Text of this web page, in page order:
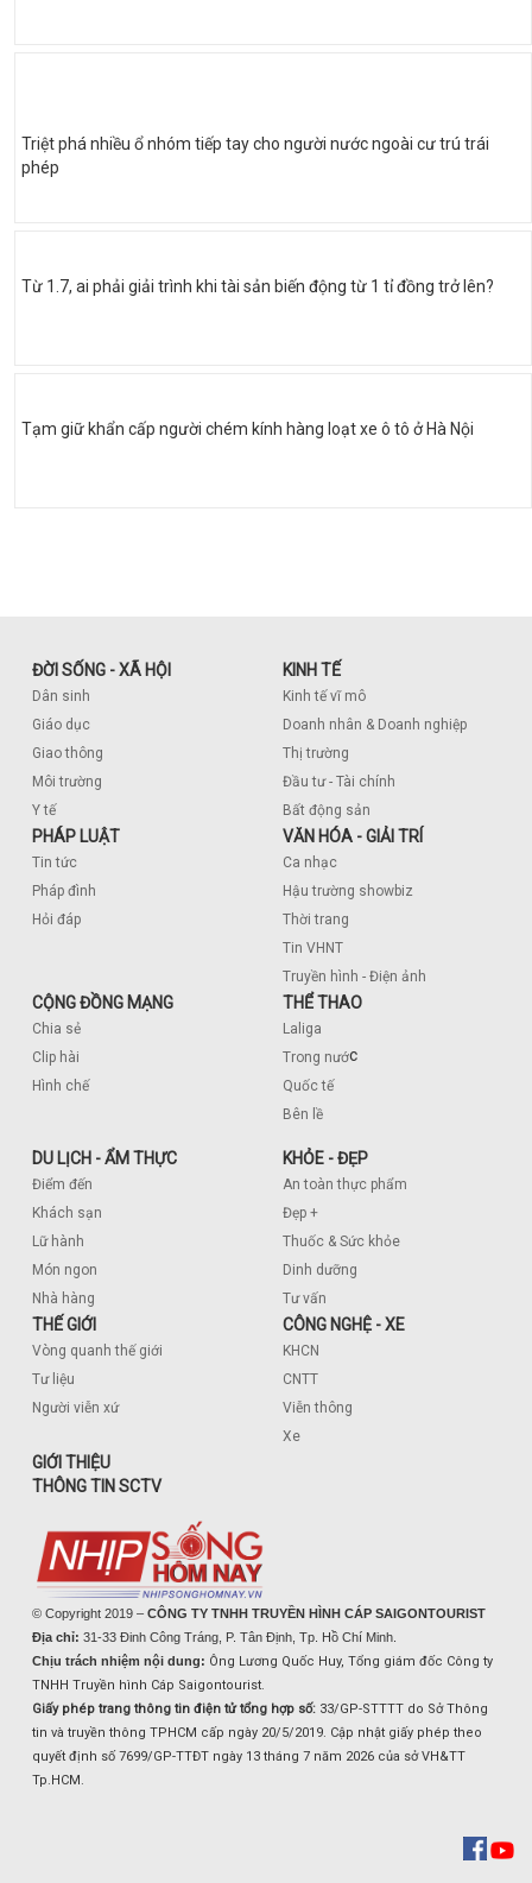
Triệt phá nhiều ổ nhóm tiếp tay cho người nước ngoài cư trú trái
phép
Từ 1.7, ai phải giải trình khi tài sản biến động từ 1 tỉ đồng trở lên?
Tạm giữ khẩn cấp người chém kính hàng loạt xe ô tô ở Hà Nội
ĐỜI SỐNG - XÃ HỘI
Dân sinh
Giáo dục
Giao thông
Môi trường
Y tế
KINH TẾ
Kinh tế vĩ mô
Doanh nhân & Doanh nghiệp
Thị trường
Đầu tư - Tài chính
Bất động sản
PHÁP LUẬT
Tin tức
Pháp đình
Hỏi đáp
VĂN HÓA - GIẢI TRÍ
Ca nhạc
Hậu trường showbiz
Thời trang
Tin VHNT
Truyền hình - Điện ảnh
CỘNG ĐỒNG MẠNG
Chia sẻ
Clip hài
Hình chế
THỂ THAO
Laliga
Trong nước
Quốc tế
Bên lề
DU LỊCH - ẨM THỰC
Điểm đến
Khách sạn
Lữ hành
Món ngon
Nhà hàng
KHỎE - ĐẸP
An toàn thực phẩm
Đẹp +
Thuốc & Sức khỏe
Dinh dưỡng
Tư vấn
THẾ GIỚI
Vòng quanh thế giới
Tư liệu
Người viễn xứ
CÔNG NGHỆ - XE
KHCN
CNTT
Viễn thông
Xe
GIỚI THIỆU
THÔNG TIN SCTV
© Copyright 2019 – CÔNG TY TNHH TRUYỀN HÌNH CÁP SAIGONTOURIST
Địa chỉ: 31-33 Đinh Công Tráng, P. Tân Định, Tp. Hồ Chí Minh.
Chịu trách nhiệm nội dung: Ông Lương Quốc Huy, Tổng giám đốc Công ty
TNHH Truyền hình Cáp Saigontourist.
Giấy phép trang thông tin điện tử tổng hợp số: 33/GP-STTTT do Sở Thông
tin và truyền thông TPHCM cấp ngày 20/5/2019. Cập nhật giấy phép theo
quyết định số 7699/GP-TTĐT ngày 13 tháng 7 năm 2026 của sở VH&TT
Tp.HCM.